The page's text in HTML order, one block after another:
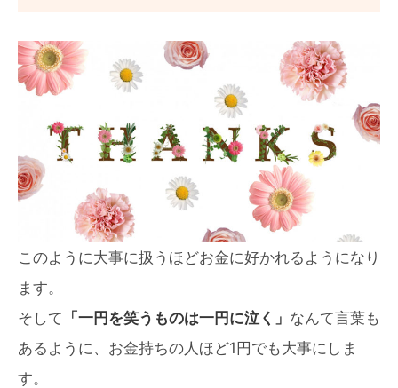
このように大事に扱うほどお金に好かれるようになり
ます。
そして 「一円を笑うものは一円に泣く」 なんて言葉も
あるように、お金持ちの人ほど1円でも大事にしま
す。